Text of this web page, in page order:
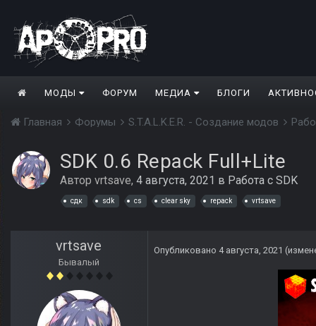
МОДЫ ФОРУМ МЕДИА БЛОГИ
Главная Форумы S.T.A.L.K.E.R. - Создание модов
SDK 0.6 Repack Full+Lite
Автор vrtsave, 4 августа, 2021 в Работа с SDK
сдк sdk cs clear sky repack vrtsave
vrtsave
Бывалый
Опубликовано 4 августа, 2021